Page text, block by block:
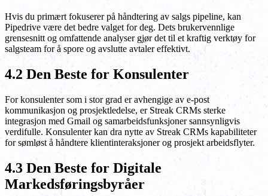
Hvis du primært fokuserer på håndtering av salgs pipeline, kan
Pipedrive være det bedre valget for deg. Dets brukervennlige
grensesnitt og omfattende analyser gjør det til et kraftig verktøy for
salgsteam for å spore og avslutte avtaler effektivt.
4.2 Den Beste for Konsulenter
For konsulenter som i stor grad er avhengige av e-post
kommunikasjon og prosjektledelse, er Streak CRMs sterke
integrasjon med Gmail og samarbeidsfunksjoner sannsynligvis
verdifulle. Konsulenter kan dra nytte av Streak CRMs kapabiliteter
for sømløst å håndtere klientinteraksjoner og prosjekt arbeidsflyter.
4.3 Den Beste for Digitale
Markedsføringsbyråer